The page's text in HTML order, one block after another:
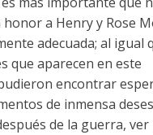
honor a Henry y Rose
adecuada; al igual
que aparecen en este
encontrar
de inmensa
de la guerra,